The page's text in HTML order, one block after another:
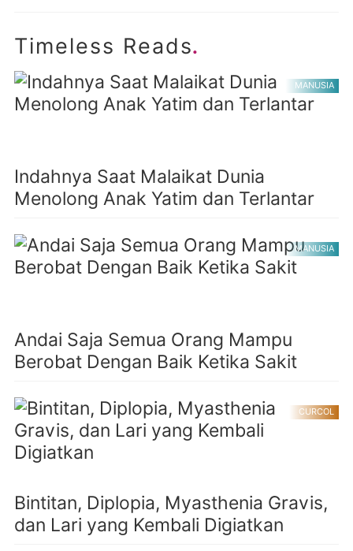
Timeless Reads.
MANUSIA
Indahnya Saat Malaikat Dunia
Menolong Anak Yatim dan Terlantar
MANUSIA
Andai Saja Semua Orang Mampu
Berobat Dengan Baik Ketika Sakit
CURCOL
Bintitan, Diplopia, Myasthenia Gravis,
dan Lari yang Kembali Digiatkan